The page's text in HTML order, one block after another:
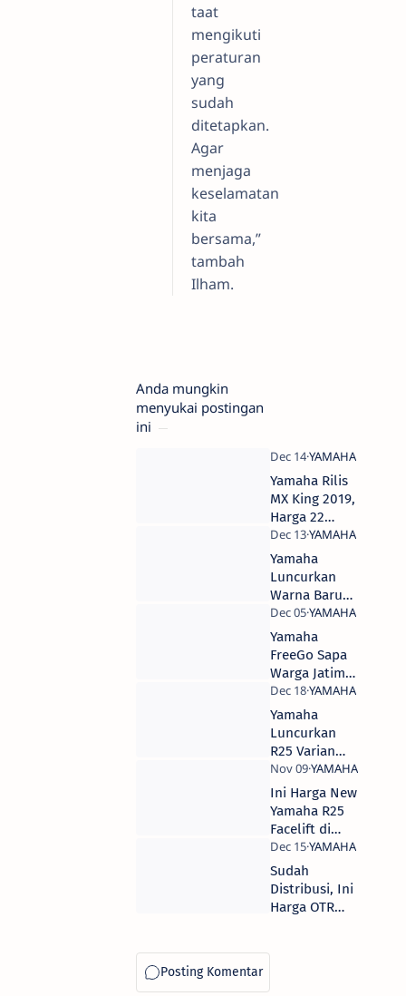
taat
mengikuti
peraturan
yang
sudah
ditetapkan.
Agar
menjaga
keselamatan
kita
bersama,”
tambah
Ilham.
Anda mungkin
menyukai postingan
ini
Yamaha Rilis
MX King 2019,
Harga 22
Jutaan OTR
Jakarta
Yamaha
Luncurkan
Warna Baru
Aerox 155
VVA, Berikut
Harga dan
Spesifikasi
Lengkapnya
Yamaha
FreeGo Sapa
Warga Jatim,
Berikut
Harga,
Pilihan
Warna dan
Spesifikasi
Yamaha
Luncurkan
R25 Varian
ABS, Harga 64
Jutaan OTR
Jakarta
Ini Harga New
Yamaha R25
Facelift di
Karesidenan
Kediri dan
Madiun (Plat
AG-AE)
Sudah
Distribusi, Ini
Harga OTR